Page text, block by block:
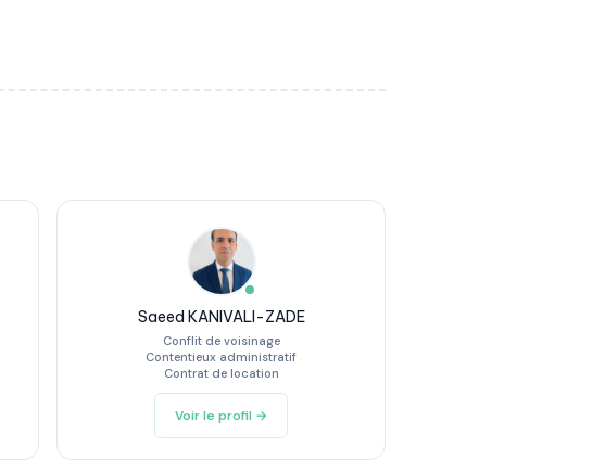
Saeed KANIVALI-ZADE
Conflit de voisinage
Contentieux administratif
Contrat de location
Voir le profil →